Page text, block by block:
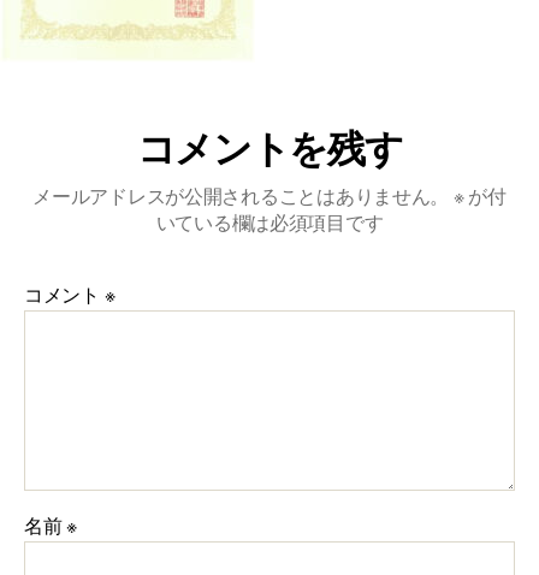
奨
(小
コメントを残す
メールアドレスが公開されることはありません。 ※が付
いている欄は必須項目です
コメント ※
名前※